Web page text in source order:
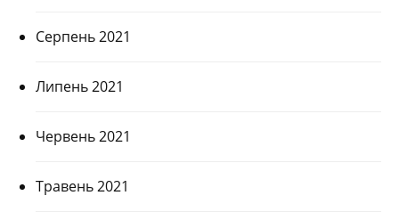
Серпень 2021
Липень 2021
Червень 2021
Травень 2021